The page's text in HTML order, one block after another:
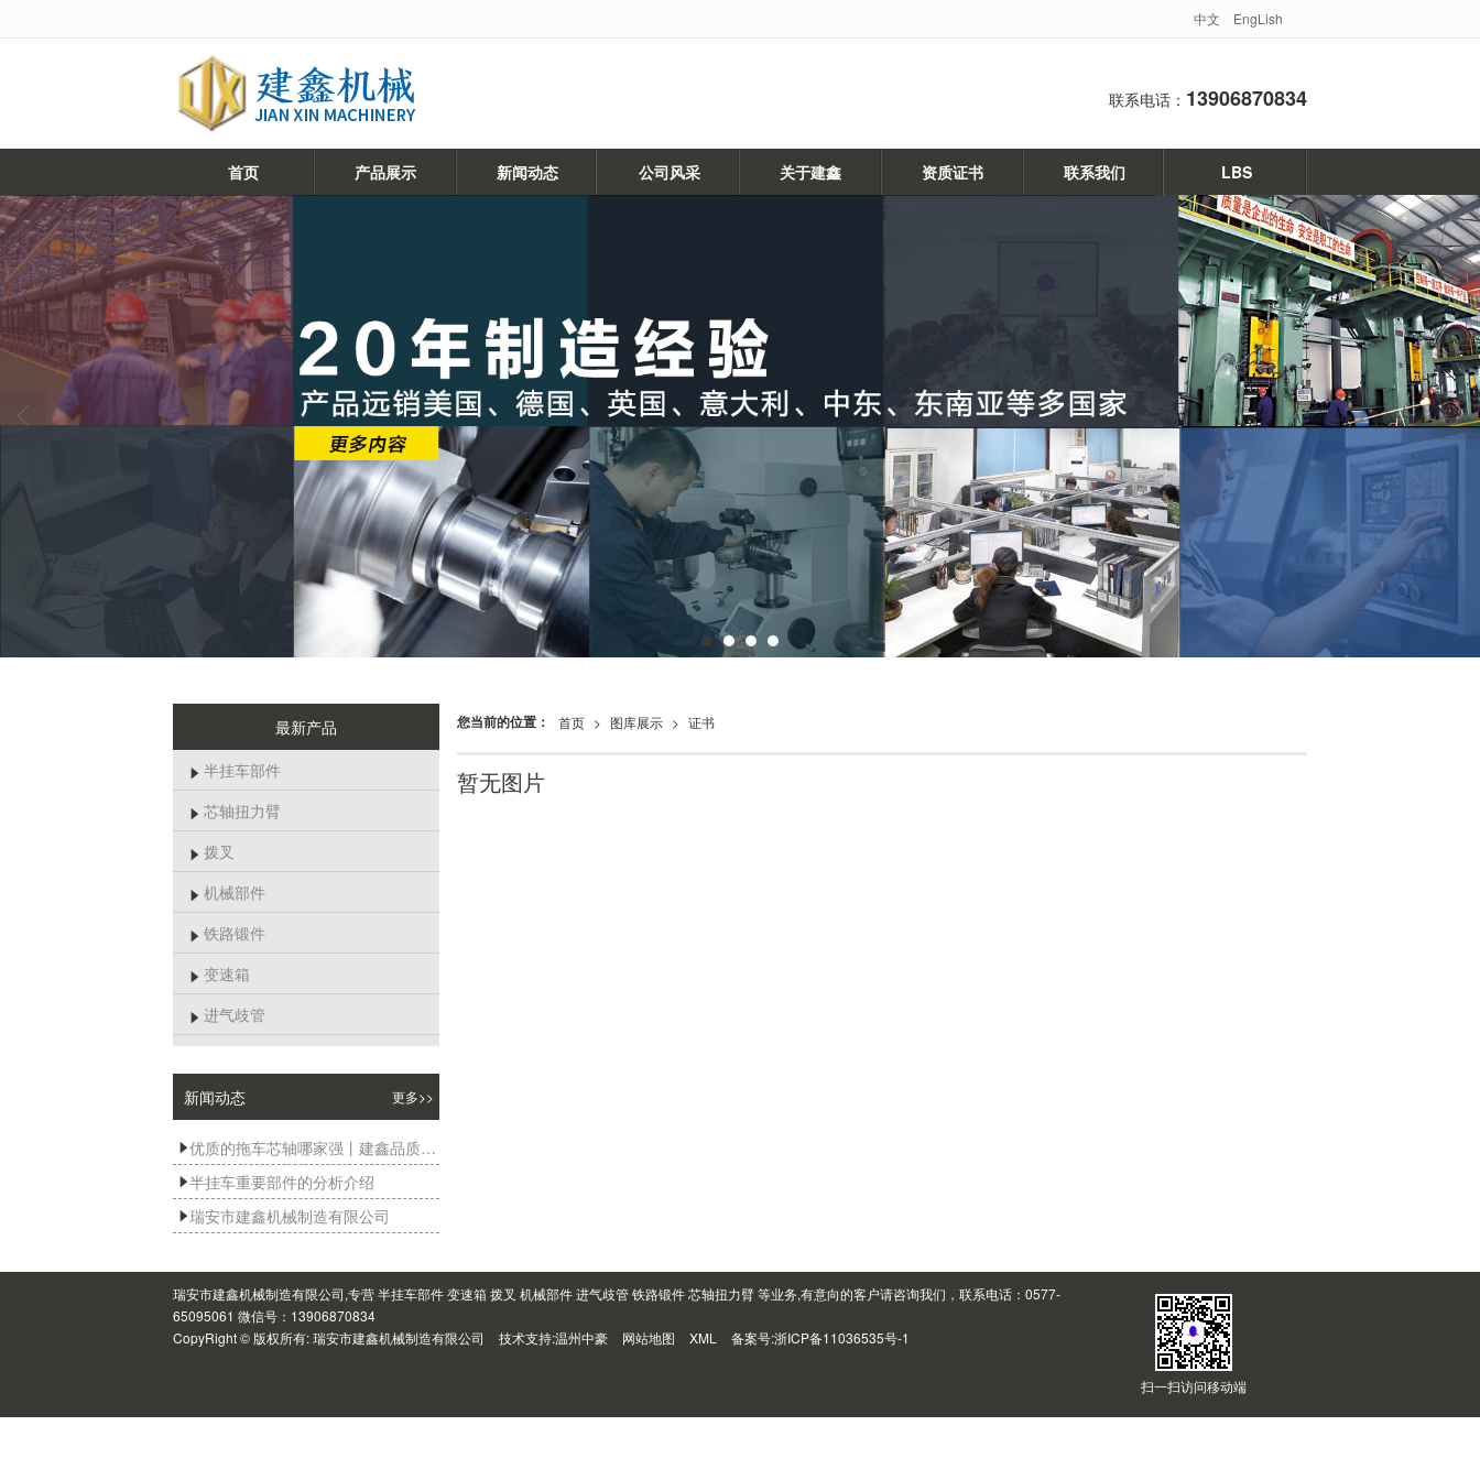
中文 EngLish
联系电话： 13906870834
首页 产品展示 新闻动态 公司风采 关于建鑫 资质证书 联系我们 LBS
您当前的位置： 首页 > 图库展示 > 证书
暂无图片
最新产品
 半挂车部件
 芯轴扭力臂
 拨叉
 机械部件
 铁路锻件
 变速箱
 进气歧管
更多>>
新闻动态
 优质的拖车芯轴哪家强丨建鑫品质有保障
 半挂车重要部件的分析介绍
 瑞安市建鑫机械制造有限公司
瑞安市建鑫机械制造有限公司,专营 半挂车部件 变速箱 拨叉 机械部件 进气歧管 铁路锻件 芯轴扭力臂 等业务,有意向的客户请咨询我们，联系电话：0577-
65095061 微信号：13906870834
CopyRight © 版权所有:瑞安市建鑫机械制造有限公司 技术支持:温州中豪 网站地图 XML 备案号:浙ICP备11036535号-1
扫一扫访问移动端